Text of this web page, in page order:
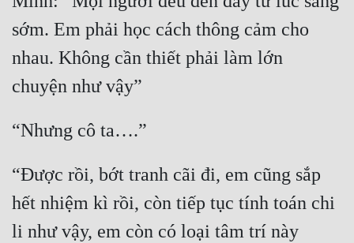
sớm. Em phải học cách thông cảm cho
nhau. Không cần thiết phải làm lớn
chuyện như vậy”
“Nhưng cô ta….”
“Được rồi, bớt tranh cãi đi, em cũng sắp
hết nhiệm kì rồi, còn tiếp tục tính toán chi
li như vậy, em còn có loại tâm trí này